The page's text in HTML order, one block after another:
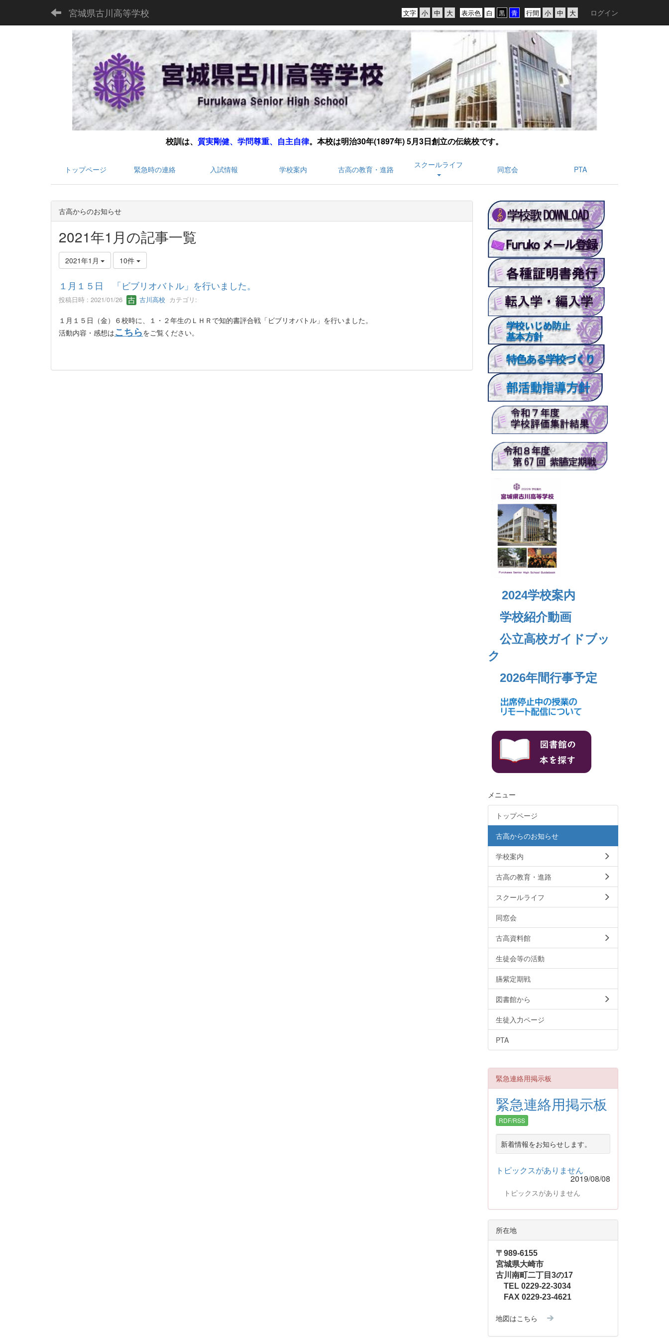
宮城県古川高等学校 行間
表示色
文字 ログイン
校訓は、 質実剛健、学問尊重、自主自律。 本校は明治30年(1897年) 5月3日創立の伝統校です。
トップページ 緊急時の連絡 入試情報 学校案内 古高の教育・進路 スクールライフ 同窓会 PTA
古高からのお知らせ
2021年1月の記事一覧
2021年1月 10件
１月１５日 「ビブリオバトル」を行いました。
投稿日時 : 2021/01/26 古川高校 カテゴリ:
１月１５日（金）６校時に、１・２年生のＬＨＲで知的書評合戦「ビブリオバトル」を行いました。
活動内容・感想はこちらをご覧ください。
2024学校案内
学校紹介動画
公立高校ガイドブッ
ク
2026年間行事予定
メニュー
トップページ
古高からのお知らせ
学校案内
古高の教育・進路
スクールライフ
同窓会
古高資料館
生徒会等の活動
臙紫定期戦
図書館から
生徒入力ページ
PTA
緊急連絡用掲示板
緊急連絡用掲示板
RDF/RSS
新着情報をお知らせします。
トピックスがありません
2019/08/08
トピックスがありません
所在地
〒989-6155
宮城県大崎市
古川南町二丁目3の17
TEL 0229-22-3034
FAX 0229-23-4621
地図はこちら